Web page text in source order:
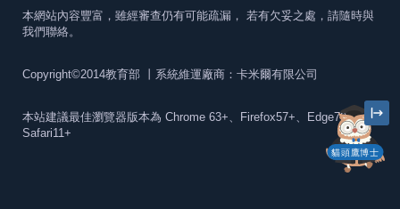
貓頭鷹博士
本網站內容豐富，雖經審查仍有可能疏漏， 若有欠妥之處，請隨時與
我們聯絡。
Copyright©2014教育部 丨系統維運廠商：卡米爾有限公司
本站建議最佳瀏覽器版本為 Chrome 63+、Firefox57+、Edge79+及
Safari11+